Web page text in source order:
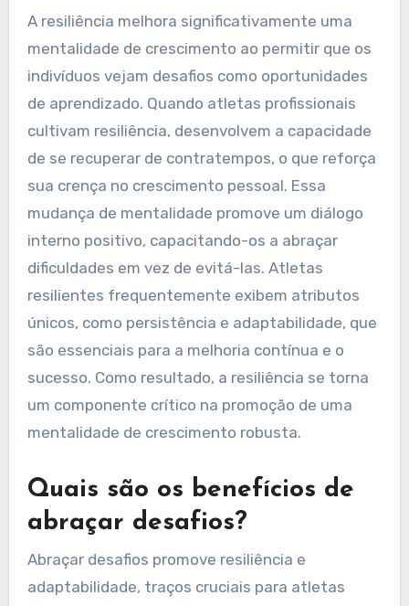
A resiliência melhora significativamente uma
mentalidade de crescimento ao permitir que os
indivíduos vejam desafios como oportunidades
de aprendizado. Quando atletas profissionais
cultivam resiliência, desenvolvem a capacidade
de se recuperar de contratempos, o que reforça
sua crença no crescimento pessoal. Essa
mudança de mentalidade promove um diálogo
interno positivo, capacitando-os a abraçar
dificuldades em vez de evitá-las. Atletas
resilientes frequentemente exibem atributos
únicos, como persistência e adaptabilidade, que
são essenciais para a melhoria contínua e o
sucesso. Como resultado, a resiliência se torna
um componente crítico na promoção de uma
mentalidade de crescimento robusta.
Quais são os benefícios de
abraçar desafios?
Abraçar desafios promove resiliência e
adaptabilidade, traços cruciais para atletas